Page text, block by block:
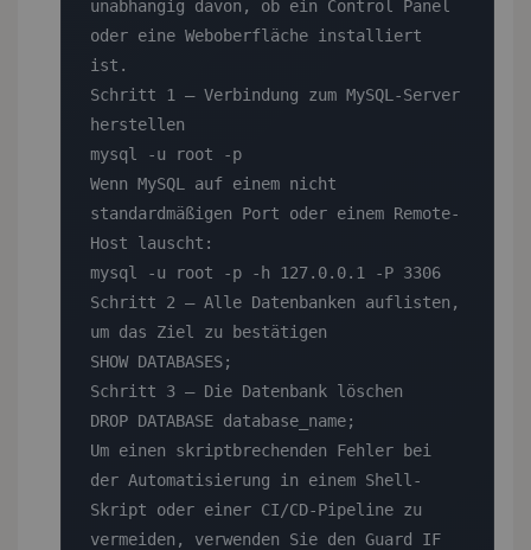
unabhängig davon, ob ein Control Panel
oder eine Weboberfläche installiert
ist.
Schritt 1 — Verbindung zum MySQL-Server
herstellen
mysql -u root -p
Wenn MySQL auf einem nicht
standardmäßigen Port oder einem Remote-
Host lauscht:
mysql -u root -p -h 127.0.0.1 -P 3306
Schritt 2 — Alle Datenbanken auflisten,
um das Ziel zu bestätigen
SHOW DATABASES;
Schritt 3 — Die Datenbank löschen
DROP DATABASE database_name;
Um einen skriptbrechenden Fehler bei
der Automatisierung in einem Shell-
Skript oder einer CI/CD-Pipeline zu
vermeiden, verwenden Sie den Guard IF